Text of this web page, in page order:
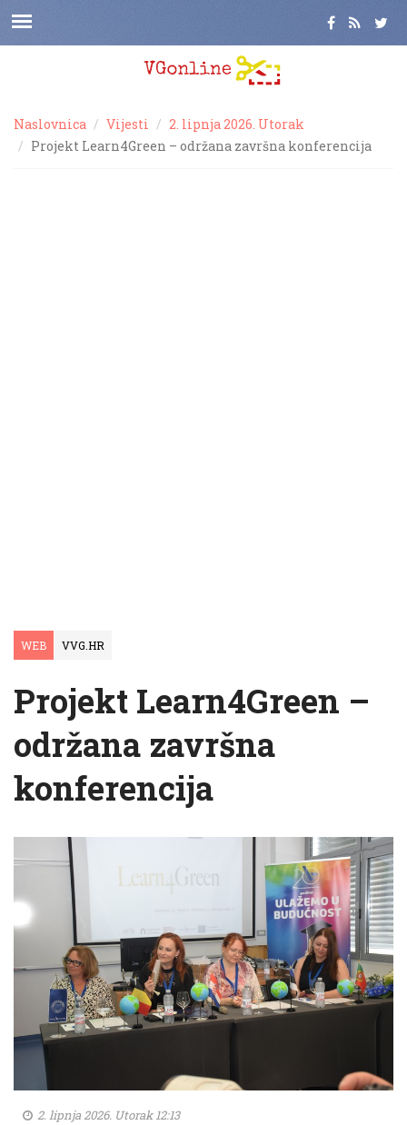
Naslovnica Vijesti
2. lipnja 2026. Utorak
Projekt Learn4Green – održana završna konferencija
WEB VVG.HR
Projekt Learn4Green –
održana završna
konferencija
2. lipnja 2026. Utorak 12:13